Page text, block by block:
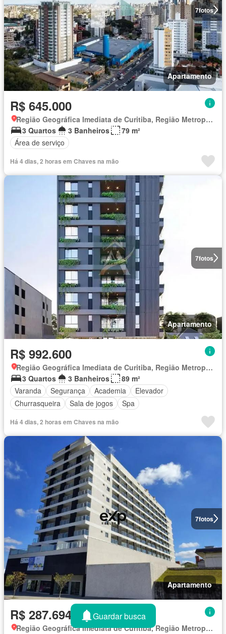
7fotos
Apartamento
R$ 645.000
Região Geográfica Imediata de Curitiba, Região Metropolitana de Curitiba
3 Quartos
3 Banheiros
79 m²
Área de serviço
Há 4 dias, 2 horas em Chaves na mão
7fotos
Apartamento
R$ 992.600
Região Geográfica Imediata de Curitiba, Região Metropolitana de Curitiba
3 Quartos
3 Banheiros
89 m²
Varanda
Segurança Academia
Elevador
Churrasqueira
Sala de jogos Spa
Há 4 dias, 2 horas em Chaves na mão
7fotos
Apartamento
R$ 287.694
Região Geográfica Imediata de Curitiba, Região Metropolitana de Curitiba
Guardar busca